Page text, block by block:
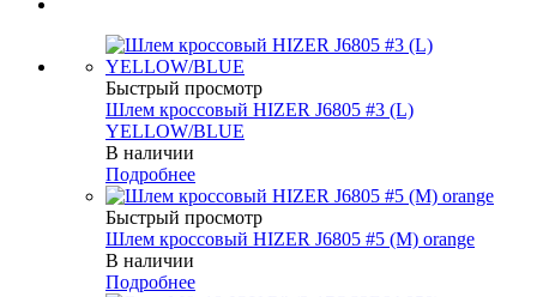
Быстрый просмотр
Шлем кроссовый HIZER J6805 #3 (L)
YELLOW/BLUE
В наличии
Подробнее
Быстрый просмотр
Шлем кроссовый HIZER J6805 #5 (M) orange
В наличии
Подробнее